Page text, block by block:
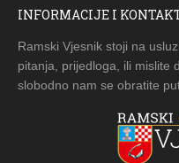
INFORMACIJE I
Ramski Vjesnik stoji na
pitanja, prijedloga, ili mislite
slobodno nam se obratite